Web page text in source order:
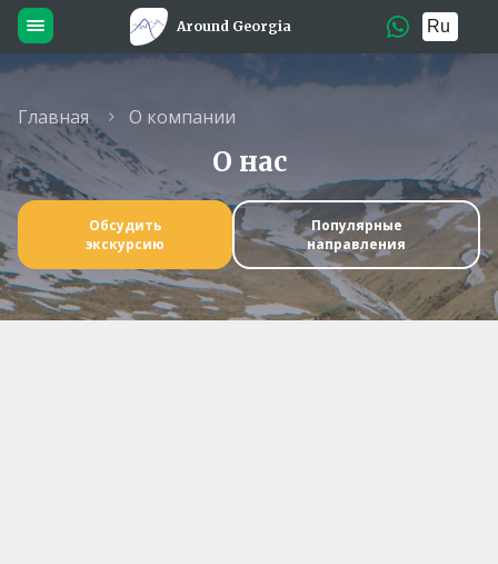
Around Georgia
Главная О компании
О нас
Обсудить
экскурсию
Популярные
направления